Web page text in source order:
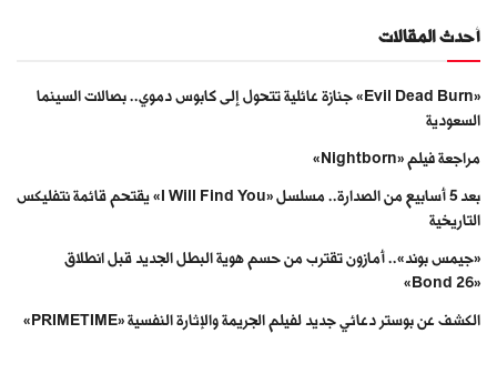
أحدث المقالات
«Evil Dead Burn» جنازة عائلية تتحول إلى كابوس دموي.. بصالات السينما
السعودية
مراجعة فيلم «Nightborn»
بعد 5 أسابيع من الصدارة.. مسلسل «I Will Find You» يقتحم قائمة نتفليكس
التاريخية
«جيمس بوند».. أمازون تقترب من حسم هوية البطل الجديد قبل انطلاق
«Bond 26»
الكشف عن بوستر دعائي جديد لفيلم الجريمة والإثارة النفسية «PRIMETIME»